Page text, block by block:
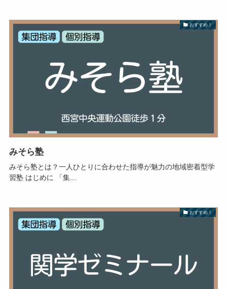
おすすめ！
みそら塾
みそら塾とは？一人ひとりに合わせた指導が魅力の地域密着型学
習塾 はじめに 「集...
おすすめ！